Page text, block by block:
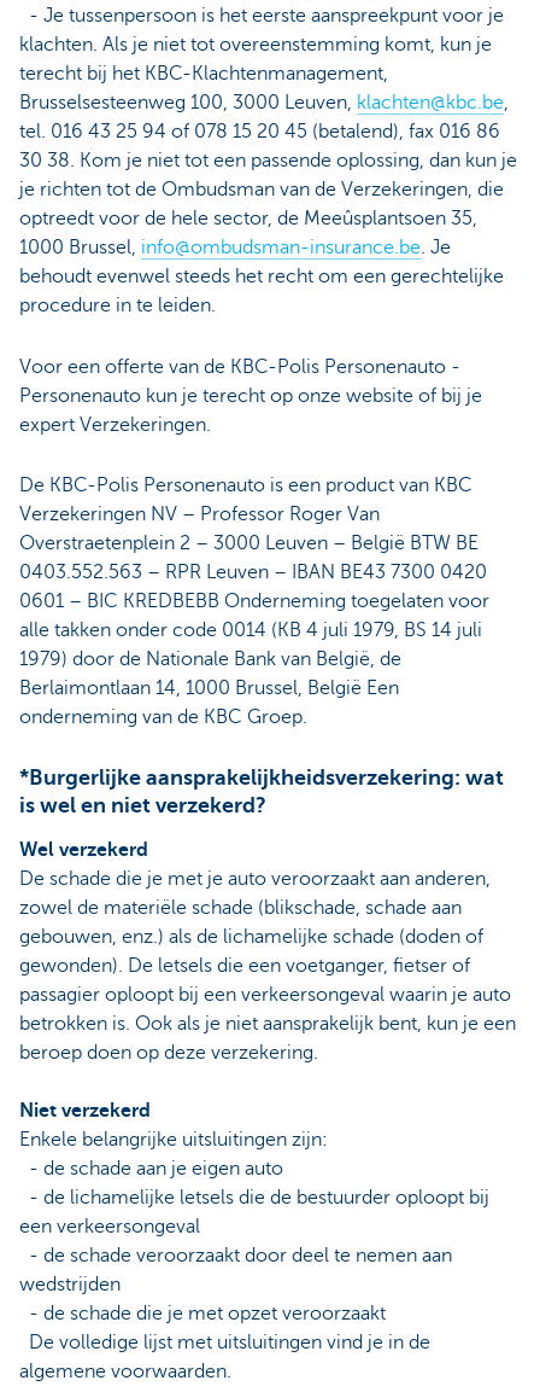
- Je tussenpersoon is het eerste aanspreekpunt voor je
klachten. Als je niet tot overeenstemming komt, kun je
terecht bij het KBC-Klachtenmanagement,
Brusselsesteenweg 100, 3000 Leuven, klachten@kbc.be,
tel. 016 43 25 94 of 078 15 20 45 (betalend), fax 016 86
30 38. Kom je niet tot een passende oplossing, dan kun je
je richten tot de Ombudsman van de Verzekeringen, die
optreedt voor de hele sector, de Meeûsplantsoen 35,
1000 Brussel, info@ombudsman-insurance.be. Je
behoudt evenwel steeds het recht om een gerechtelijke
procedure in te leiden.
Voor een offerte van de KBC-Polis Personenauto -
Personenauto kun je terecht op onze website of bij je
expert Verzekeringen.
De KBC-Polis Personenauto is een product van KBC
Verzekeringen NV – Professor Roger Van
Overstraetenplein 2 – 3000 Leuven – België BTW BE
0403.552.563 – RPR Leuven – IBAN BE43 7300 0420
0601 – BIC KREDBEBB Onderneming toegelaten voor
alle takken onder code 0014 (KB 4 juli 1979, BS 14 juli
1979) door de Nationale Bank van België, de
Berlaimontlaan 14, 1000 Brussel, België Een
onderneming van de KBC Groep.
*Burgerlijke aansprakelijkheidsverzekering: wat
is wel en niet verzekerd?
Wel verzekerd
De schade die je met je auto veroorzaakt aan anderen,
zowel de materiële schade (blikschade, schade aan
gebouwen, enz.) als de lichamelijke schade (doden of
gewonden). De letsels die een voetganger, fietser of
passagier oploopt bij een verkeersongeval waarin je auto
betrokken is. Ook als je niet aansprakelijk bent, kun je een
beroep doen op deze verzekering.
Niet verzekerd
Enkele belangrijke uitsluitingen zijn:
- de schade aan je eigen auto
- de lichamelijke letsels die de bestuurder oploopt bij
een verkeersongeval
- de schade veroorzaakt door deel te nemen aan
wedstrijden
- de schade die je met opzet veroorzaakt
De volledige lijst met uitsluitingen vind je in de
algemene voorwaarden.